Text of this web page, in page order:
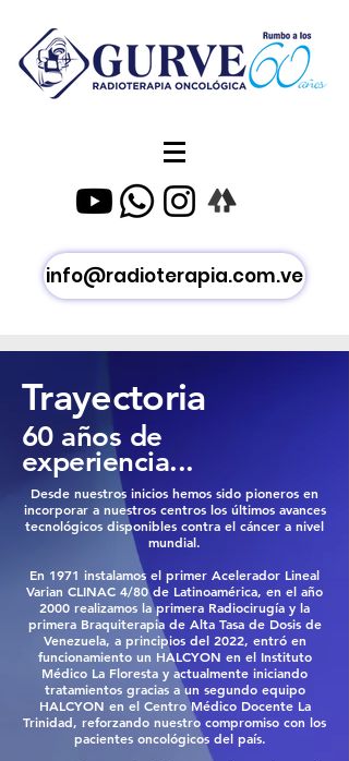
info@radioterapia.com.ve
Trayectoria
60 años de
experiencia...
Desde nuestros inicios hemos sido pioneros en
incorporar a nuestros centros los últimos avances
tecnológicos disponibles contra el cáncer a nivel
mundial.
En 1971 instalamos el primer Acelerador Lineal
Varian CLINAC 4/80 de Latinoamérica, en el año
2000 realizamos la primera Radiocirugía y la
primera Braquiterapia de Alta Tasa de Dosis de
Venezuela, a principios del 2022, entró en
funcionamiento un HALCYON en el Instituto
Médico La Floresta y actualmente iniciando
tratamientos gracias a un segundo equipo
HALCYON en el Centro Médico Docente La
Trinidad, reforzando nuestro compromiso con los
pacientes oncológicos del país.